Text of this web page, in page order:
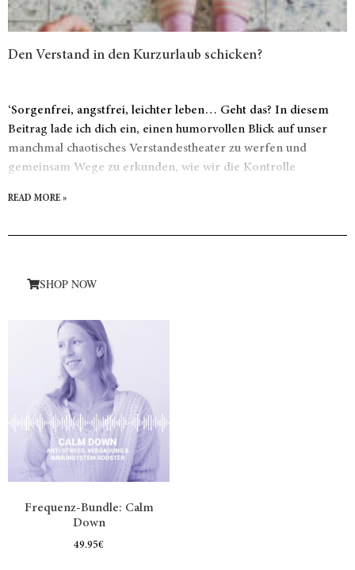
Den Verstand in den Kurzurlaub schicken?
‘Sorgenfrei, angstfrei, leichter leben… Geht das? In diesem
Beitrag lade ich dich ein, einen humorvollen Blick auf unser
manchmal chaotisches Verstandestheater zu werfen und
gemeinsam Wege zu erkunden, wie wir die Kontrolle
READ MORE »
SHOP NOW
Frequenz-Bundle: Calm
Down
49.95€